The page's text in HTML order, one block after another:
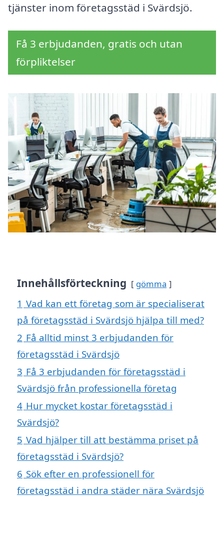
tjänster inom företagsstäd i Svärdsjö.
Få 3 erbjudanden, gratis och utan
förpliktelser
Innehållsförteckning gömma
1 Vad kan ett företag som är specialiserat
på företagsstäd i Svärdsjö hjälpa till med?
2 Få alltid minst 3 erbjudanden för
företagsstäd i Svärdsjö
3 Få 3 erbjudanden för företagsstäd i
Svärdsjö från professionella företag
4 Hur mycket kostar företagsstäd i
Svärdsjö?
5 Vad hjälper till att bestämma priset på
företagsstäd i Svärdsjö?
6 Sök efter en professionell för
företagsstäd i andra städer nära Svärdsjö